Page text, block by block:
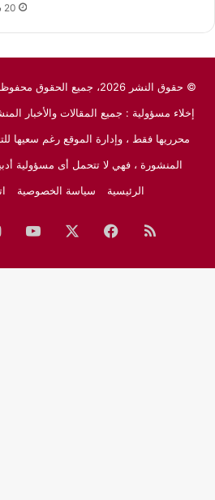
20 سبتمبر، 2021
© حقوق النشر 2026، جميع الحقوق محفوظة لـموقع المايسترو الرياضي
إخلاء مسؤولية : جميع المقالات والأخبار
محرريها فقط ، وإدارة الموقع رغم سعيها
المنشورة ، فهي لا تتحمل أى مسؤولية
الرئيسية
سياسة الخصوصية
ملخص
الموقع
فيسبوك